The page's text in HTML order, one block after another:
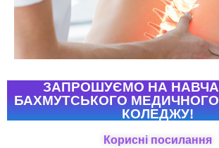
ЗАПРОШУЄМО НА
БАХМУТСЬКОГО
КОЛЕДЖУ!
Корисні посилання